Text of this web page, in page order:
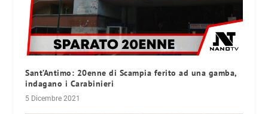
Sant’Antimo: 20enne di Scampia ferito ad una gamba,
indagano i Carabinieri
5 Dicembre 2021